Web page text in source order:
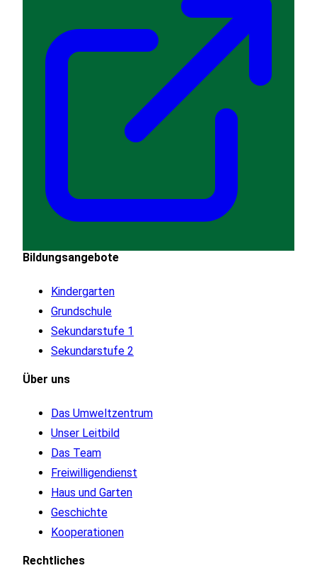
Bildungsangebote
Kindergarten
Grundschule
Sekundarstufe 1
Sekundarstufe 2
Über uns
Das Umweltzentrum
Unser Leitbild
Das Team
Freiwilligendienst
Haus und Garten
Geschichte
Kooperationen
Rechtliches